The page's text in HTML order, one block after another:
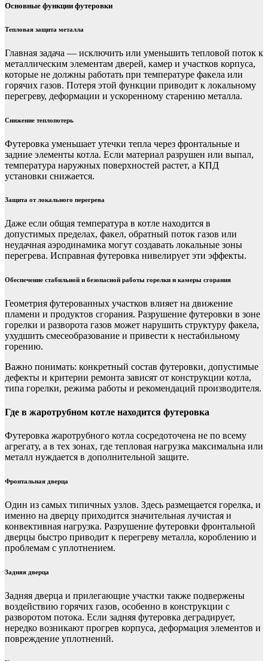
Основные функции футеровки
Тепловая защита металла
Главная задача — исключить или уменьшить тепловой поток к
металлическим элементам дверей, камер и участков корпуса,
которые не должны работать при температуре факела или
горячих газов. Потеря этой функции приводит к локальному
перегреву, деформации и ускоренному старению металла.
Снижение теплопотерь
Футеровка уменьшает утечки тепла через фронтальные и
задние элементы котла. Если материал разрушен или выпал,
температура наружных поверхностей растет, а КПД
установки снижается.
Защита от локального перегрева
Даже если общая температура в котле находится в
допустимых пределах, факел, обратный поток газов или
неудачная аэродинамика могут создавать локальные зоны
перегрева. Исправная футеровка нивелирует эти эффекты.
Обеспечение стабильной и безопасной работы горелки и камеры сгорания
Геометрия футерованных участков влияет на движение
пламени и продуктов сгорания. Разрушение футеровки в зоне
горелки и разворота газов может нарушить структуру факела,
ухудшить смесеобразование и привести к нестабильному
горению.
Важно понимать: конкретный состав футеровки, допустимые
дефекты и критерии ремонта зависят от конструкции котла,
типа горелки, режима работы и рекомендаций производителя.
Где в жаротрубном котле находится футеровка
Футеровка жаротрубного котла сосредоточена не по всему
агрегату, а в тех зонах, где тепловая нагрузка максимальна или
металл нуждается в дополнительной защите.
Фронтальная дверца
Один из самых типичных узлов. Здесь размещается горелка, и
именно на дверцу приходится значительная лучистая и
конвективная нагрузка. Разрушение футеровки фронтальной
дверцы быстро приводит к перегреву металла, короблению и
проблемам с уплотнением.
Задняя дверца
Задняя дверца и прилегающие участки также подвержены
воздействию горячих газов, особенно в конструкции с
разворотом потока. Если задняя футеровка деградирует,
нередко возникают прогрев корпуса, деформация элементов и
повреждение уплотнений.